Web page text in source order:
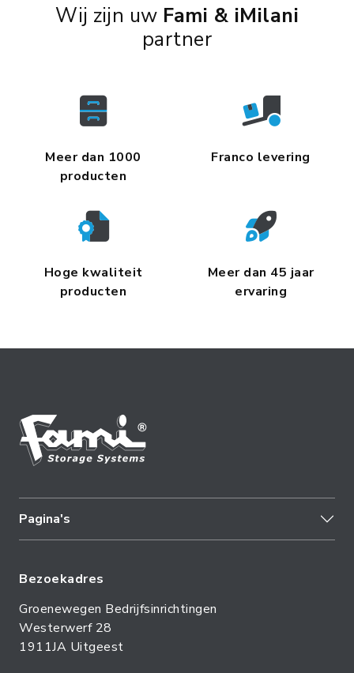
Wij zijn uw Fami & iMilani
partner
Meer dan 1000
producten
Franco levering
Hoge kwaliteit
producten
Meer dan 45 jaar
ervaring
Pagina's
Bezoekadres
Groenewegen Bedrijfsinrichtingen
Westerwerf 28
1911JA Uitgeest